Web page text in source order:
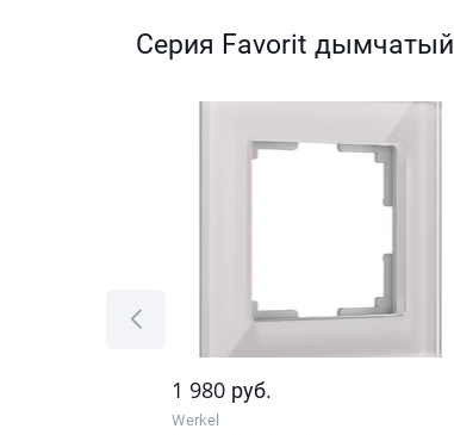
Серия Favorit дымчатый
1 980 руб.
Werkel